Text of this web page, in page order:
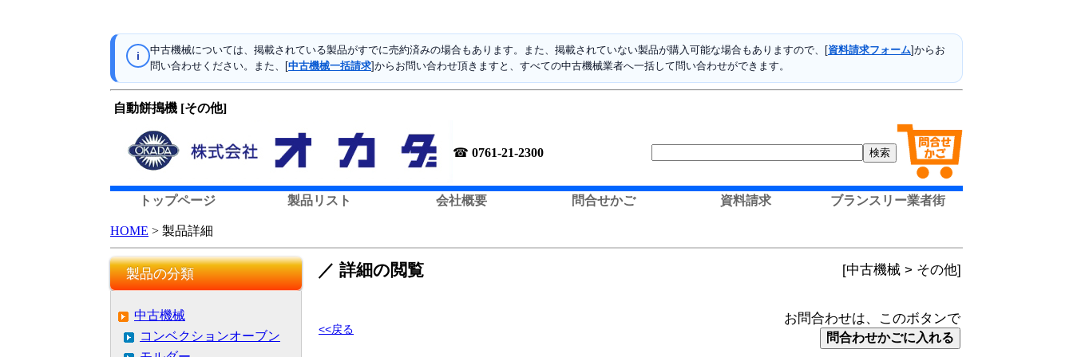
i 中古機械については、掲載されている製品がすでに売約済みの場合もあります。また、掲載されていない製品が購入可能な場合もありますので、[資料請求フォーム]からお
問い合わせください。また、[中古機械一括請求]からお問い合わせ頂きますと、すべての中古機械業者へ一括して問い合わせができます。
自動餅搗機 [その他]
☎ 0761-21-2300
トップページ 製品リスト 会社概要 問合せかご 資料請求 ブランスリー業者街
HOME > 製品詳細
製品の分類
中古機械
コンベクションオーブン
／ 詳細の閲覧 [中古機械 > その他]
<<戻る
お問合わせは、このボタンで